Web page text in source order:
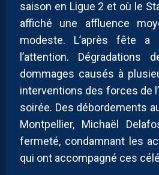
saison en Ligue 2 et où le
affiché une affluence
modeste. L’après fête a
l’attention. Dégradations
dommages causés à
interventions des forces de
soirée. Des débordements
Montpellier, Michaël
fermeté, condamnant les
qui ont accompagné ces